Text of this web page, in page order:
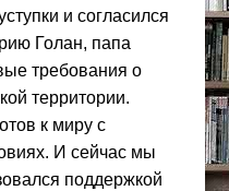
и согласился
Голан, папа
требования о
территории.
к миру с
И сейчас мы
поддержкой